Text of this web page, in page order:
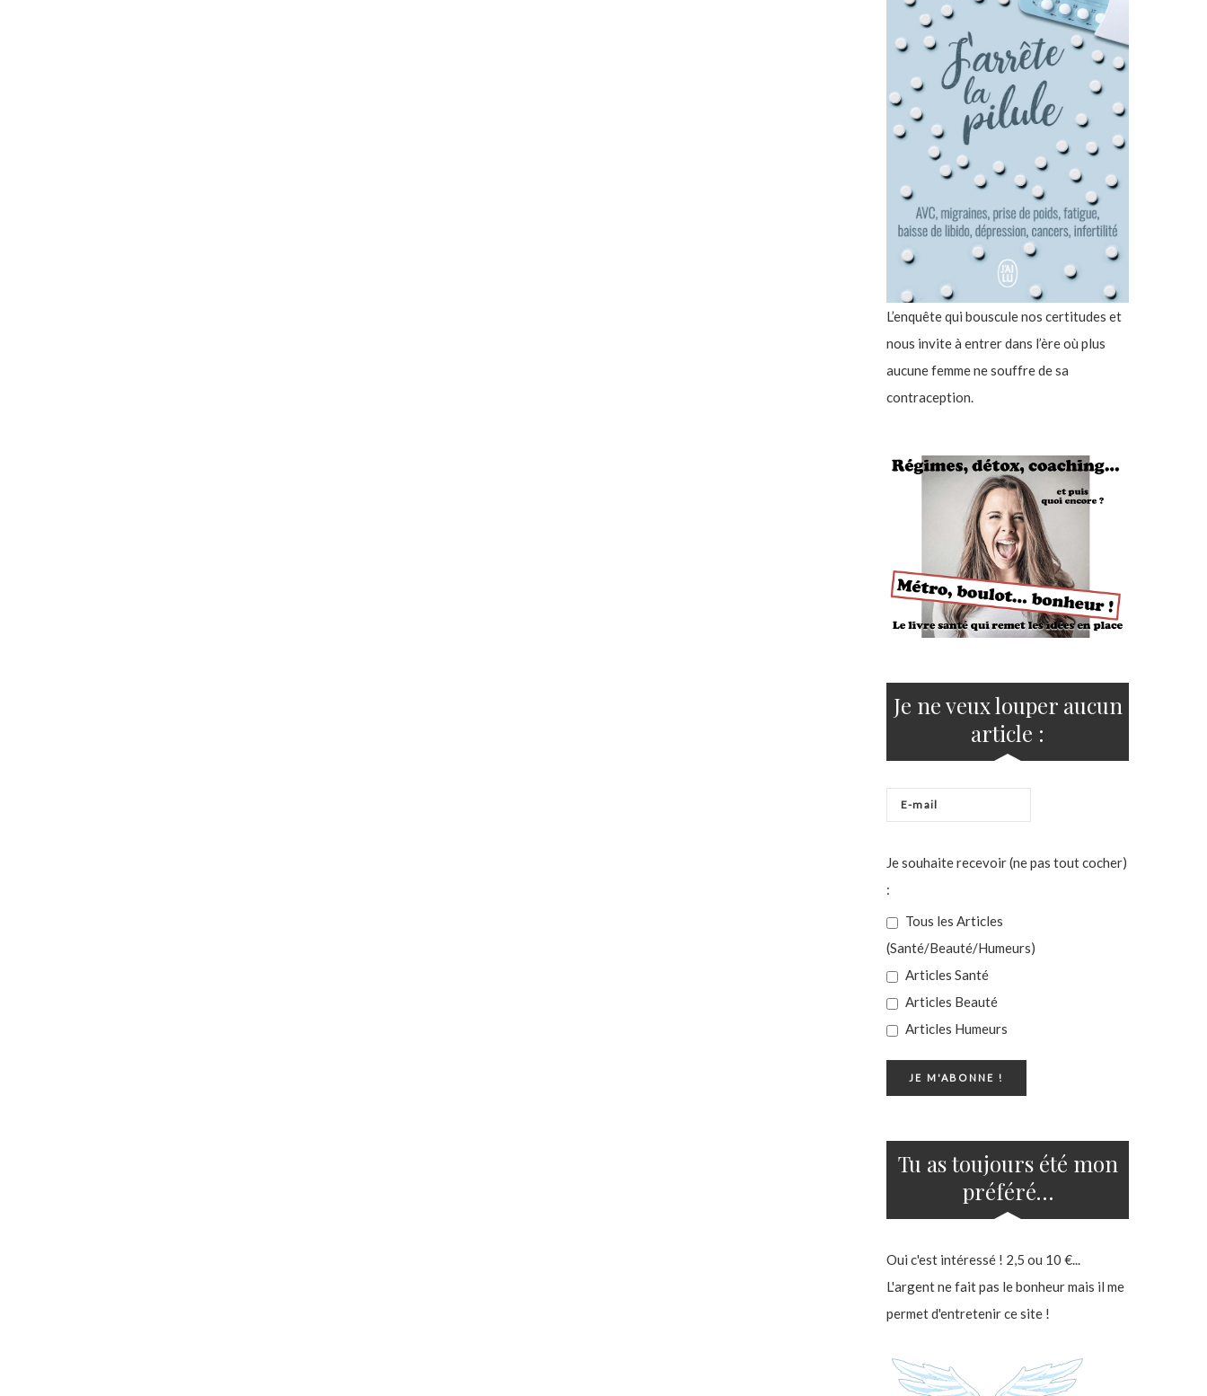
L’enquête qui bouscule nos certitudes et
nous invite à entrer dans l’ère où plus
aucune femme ne souffre de sa
contraception.
Je ne veux louper aucun
article :
Je souhaite recevoir (ne pas tout cocher)
:
Tous les Articles
(Santé/Beauté/Humeurs)
Articles Santé
Articles Beauté
Articles Humeurs
Tu as toujours été mon
préféré…
Oui c'est intéressé ! 2,5 ou 10 €...
L'argent ne fait pas le bonheur mais il me
permet d'entretenir ce site !